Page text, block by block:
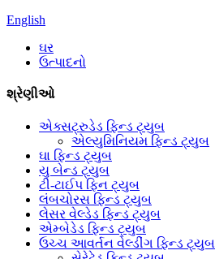
English
ઘર
ઉત્પાદનો
શ્રેણીઓ
એક્સટ્રુડેડ ફિન્ડ ટ્યુબ
એલ્યુમિનિયમ ફિન્ડ ટ્યુબ
ઘા ફિન્ડ ટ્યુબ
યુ બેન્ડ ટ્યુબ
ટી-ટાઈપ ફિન ટ્યુબ
લંબચોરસ ફિન્ડ ટ્યુબ
લેસર વેલ્ડેડ ફિન્ડ ટ્યુબ
એમ્બેડેડ ફિન્ડ ટ્યુબ
ઉચ્ચ આવર્તન વેલ્ડીંગ ફિન્ડ ટ્યુબ